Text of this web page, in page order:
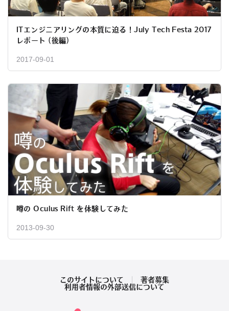
ITエンジニアリングの本質に迫る！July Tech Festa 2017
レポート (後編)
2017-09-01
噂の Oculus Rift を体験してみた
2013-09-30
このサイトについて
著者募集
利用者情報の外部送信について